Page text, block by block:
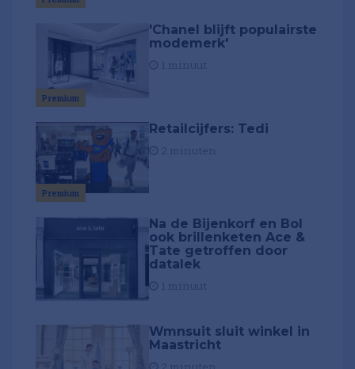
Premium
'Chanel blijft populairste
modemerk'
Premium
Retailcijfers: Tedi
Na de Bijenkorf en Bol
ook brillenketen Ace &
Tate getroffen door
datalek
Wmnsuit sluit winkel in
Maastricht